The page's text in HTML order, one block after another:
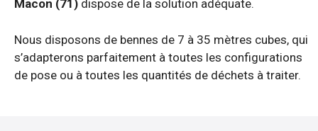
Macon (71) dispose de la solution adéquate.
Nous disposons de bennes de 7 à 35 mètres cubes, qui
s’adapterons parfaitement à toutes les configurations
de pose ou à toutes les quantités de déchets à traiter.